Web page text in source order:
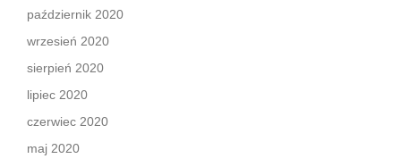
październik 2020
wrzesień 2020
sierpień 2020
lipiec 2020
czerwiec 2020
maj 2020